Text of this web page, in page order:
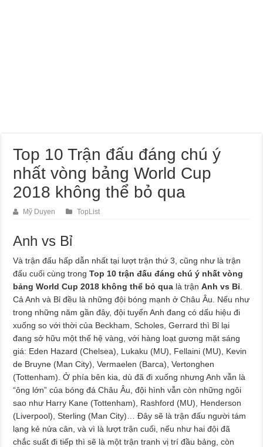
Top 10 Trận đấu đáng chú ý
nhất vòng bảng World Cup
2018 không thể bỏ qua
Mỹ Duyen TopList
Anh vs Bỉ
Và trận đấu hấp dẫn nhất tại lượt trận thứ 3, cũng như là trận
đấu cuối cùng trongTop 10 trận đấu đáng chú ý nhất vòng
bảng World Cup 2018 không thể bỏ qua là trậnAnh vs Bỉ
Cả Anh và Bỉ đều là những đội bóng mạnh ở Châu Âu. Nếu như
trong những năm gần đây, đội tuyển Anh đang có dấu hiệu đi
xuống so với thời của Beckham, Scholes, Gerrard thì Bỉ lại
đang sở hữu một thế hệ vàng, với hàng loạt gương mặt sáng
giá: Eden Hazard (Chelsea), Lukaku (MU), Fellaini (MU), Kevin
de Bruyne (Man City), Vermaelen (Barca), Vertonghen
(Tottenham). Ở phía bên kia, dù đã đi xuống nhưng Anh vẫn là
“ông lớn” của bóng đá Châu Âu, đội hình vẫn còn những ngôi
sao như Harry Kane (Tottenham), Rashford (MU), Henderson
(Liverpool), Sterling (Man City)… Đây sẽ là trận đấu người tám
lạng kẻ nửa cân, và vì là lượt trận cuối, nếu như hai đội đã
chắc suất đi tiếp thì sẽ là một trận tranh vị trí đầu bảng, còn